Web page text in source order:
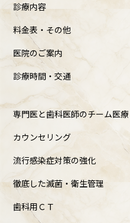
診療内容
料金表・その他
医院のご案内
診療時間・交通
専門医と歯科医師のチーム医療
カウンセリング
流行感染症対策の強化
徹底した滅菌・衛生管理
歯科用ＣＴ